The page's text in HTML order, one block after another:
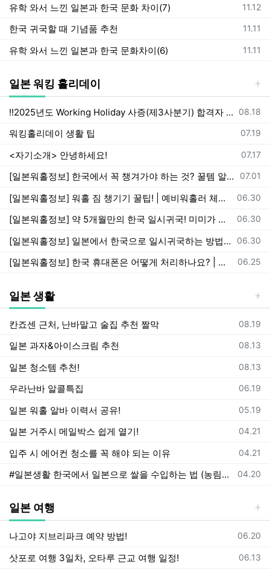
등록일
11.12
유학 와서 느낀 일본과 한국 문화 차이(7)
등록일
11.11
한국 귀국할 때 기념품 추천
등록일
11.11
유학 와서 느낀 일본과 한국 문화차이(6)
일본 워킹 홀리데이
등록일
08.18
!!2025년도 Working Holiday 사증(제3사분기) 합격자 명단 확인하기!!
등록일
07.19
워킹홀리데이 생활 팁
등록일
07.17
<자기소개> 안녕하세요!
등록일
07.01
[일본워홀정보] 한국에서 꼭 챙겨가야 하는 것? 꿀템 알려드릴게요! | 예비워홀러 체크리스트 ep.5
등록일
06.30
[일본워홀정보] 워홀 짐 챙기기 꿀팁! | 예비워홀러 체크리스트 ep.4
등록일
06.30
[일본워홀정보] 약 5개월만의 한국 일시귀국! 미미가 일시귀국한 이유, 일시귀국 꿀팁 | 일시귀국 ep.2
등록일
06.30
[일본워홀정보] 일본에서 한국으로 일시귀국하는 방법 (일본출국편) | 일시귀국 ep.1
등록일
06.25
[일본워홀정보] 한국 휴대폰은 어떻게 처리하나요? | 예비워홀러 체크리스트 ep.3
일본 생활
등록일
08.19
칸죠센 근처, 난바말고 술집 추천 짤막
등록일
08.13
일본 과자&아이스크림 추천
등록일
08.13
일본 청소템 추천!
등록일
06.19
우라난바 알콜특집
등록일
05.19
일본 워홀 알바 이력서 공유!
등록일
04.21
일본 거주시 메일박스 쉽게 열기!
등록일
04.21
입주 시 에어컨 청소를 꼭 해야 되는 이유
등록일
04.20
#일본생활 한국에서 일본으로 쌀을 수입하는 법 (농림수산성 피셜)
일본 여행
등록일
06.20
나고야 지브리파크 예약 방법!
등록일
06.13
삿포로 여행 3일차, 오타루 근교 여행 일정!